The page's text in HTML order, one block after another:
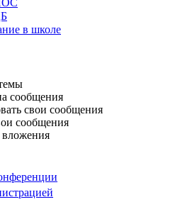
в школе
сообщения
свои сообщения
сообщения
вложения